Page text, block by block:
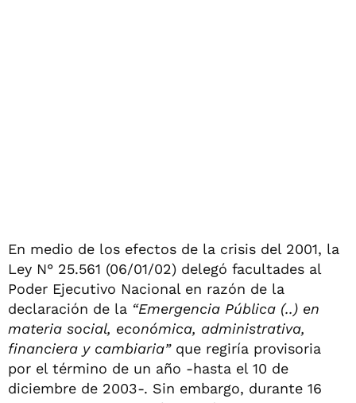
En medio de los efectos de la crisis del 2001, la
Ley N° 25.561 (06/01/02) delegó facultades al
Poder Ejecutivo Nacional en razón de la
declaración de la “Emergencia Pública (..) en
materia social, económica, administrativa,
financiera y cambiaria” que regiría provisoria
por el término de un año -hasta el 10 de
diciembre de 2003-. Sin embargo, durante 16